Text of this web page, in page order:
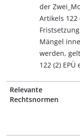
der
Artikels 122
Mängel
werden,
122 (2) EPÜ
Relevante
Rechtsnormen